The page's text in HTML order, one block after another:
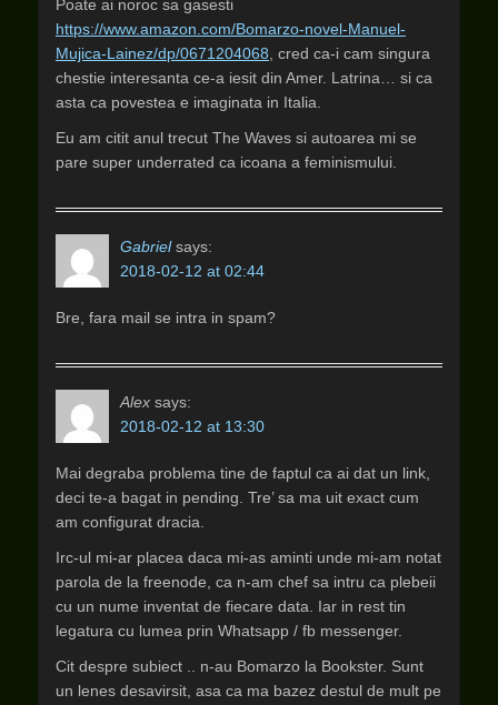
Poate ai noroc sa gasesti
https://www.amazon.com/Bomarzo-novel-Manuel-
Mujica-Lainez/dp/0671204068 , cred ca-i cam singura
chestie interesanta ce-a iesit din Amer. Latrina… si ca
asta ca povestea e imaginata in Italia.
Eu am citit anul trecut The Waves si autoarea mi se
pare super underrated ca icoana a feminismului.
Gabriel says:
2018-02-12 at 02:44
Bre, fara mail se intra in spam?
Alex says:
2018-02-12 at 13:30
Mai degraba problema tine de faptul ca ai dat un link,
deci te-a bagat in pending. Tre’ sa ma uit exact cum
am configurat dracia.
Irc-ul mi-ar placea daca mi-as aminti unde mi-am notat
parola de la freenode, ca n-am chef sa intru ca plebeii
cu un nume inventat de fiecare data. Iar in rest tin
legatura cu lumea prin Whatsapp / fb messenger.
Cit despre subiect .. n-au Bomarzo la Bookster. Sunt
un lenes desavirsit, asa ca ma bazez destul de mult pe